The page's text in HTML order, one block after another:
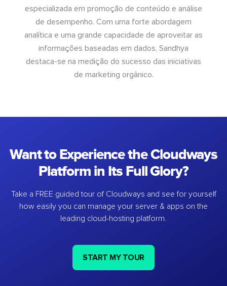
especializada em promoção de conteúdo e análise
de desempenho. Com uma forte abordagem
analítica e uma grande capacidade de aproveitar as
informações baseadas em dados, Sandhya
destaca-se na medição do sucesso das iniciativas
de marketing orgânico.
Want to Experience the Cloudways
Platform in Its Full Glory?
Take a FREE guided tour of Cloudways and see for yourself
how easily you can manage your server & apps on the
leading cloud-hosting platform.
START MY TOUR